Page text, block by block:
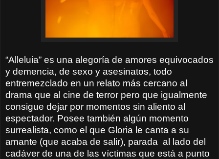
“Alleluia” es una alegoría de amores equivocados
y demencia, de sexo y asesinatos, todo
entremezclado en un relato más cercano al
drama que al cine de terror pero que igualmente
consigue dejar por momentos sin aliento al
espectador. Posee también algún momento
surrealista, como el que Gloria le canta a su
amante (que acaba de salir), parada al lado del
cadáver de una de las víctimas que está a punto